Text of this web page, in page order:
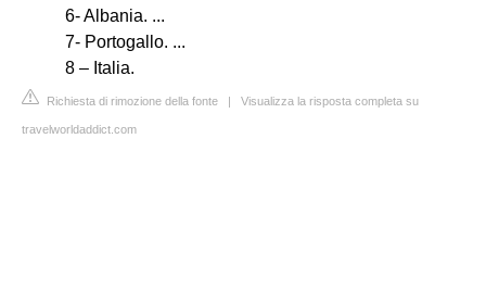
6- Albania. ...
7- Portogallo. ...
8 – Italia.
Richiesta di rimozione della fonte | Visualizza la risposta completa su
travelworldaddict.com